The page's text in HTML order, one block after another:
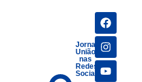
Jornais
União
nas
Redes
Sociais